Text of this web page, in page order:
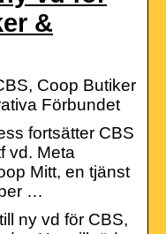
&
Coop Butiker
Förbundet
fortsätter CBS
vd. Meta
Mitt, en tjänst
…
ny vd för CBS,